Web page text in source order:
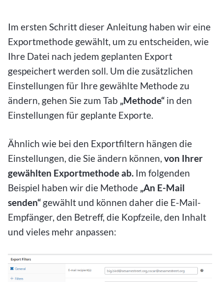
Im ersten Schritt dieser Anleitung haben wir eine
Exportmethode gewählt, um zu entscheiden, wie
Ihre Datei nach jedem geplanten Export
gespeichert werden soll. Um die zusätzlichen
Einstellungen für Ihre gewählte Methode zu
ändern, gehen Sie zum Tab „Methode“ in den
Einstellungen für geplante Exporte.
Ähnlich wie bei den Exportfiltern hängen die
Einstellungen, die Sie ändern können, von Ihrer
gewählten Exportmethode ab. Im folgenden
Beispiel haben wir die Methode „An E-Mail
senden“ gewählt und können daher die E-Mail-
Empfänger, den Betreff, die Kopfzeile, den Inhalt
und vieles mehr anpassen: